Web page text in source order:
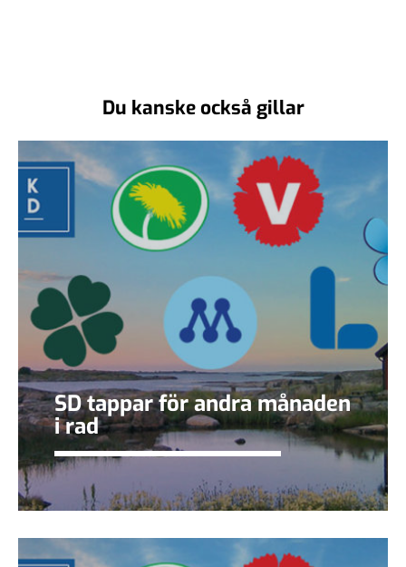
Du kanske också gillar
SD tappar för andra månaden
i rad